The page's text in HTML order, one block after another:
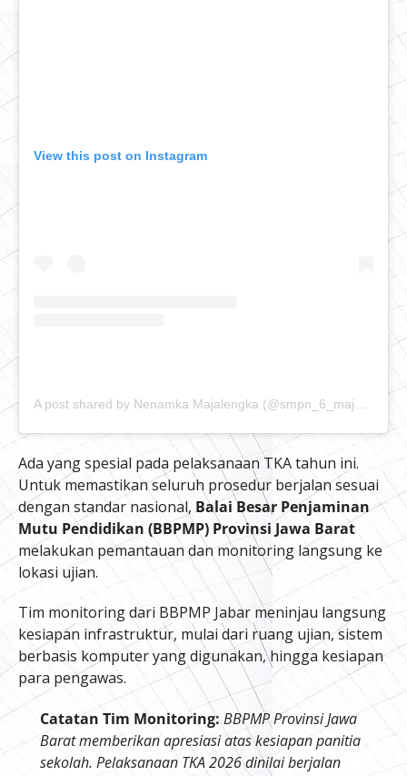
View this post on Instagram
Ada yang spesial pada pelaksanaan TKA tahun ini.
Untuk memastikan seluruh prosedur berjalan sesuai
dengan standar nasional, Balai Besar Penjaminan
Mutu Pendidikan (BBPMP) Provinsi Jawa Barat
melakukan pemantauan dan monitoring langsung ke
lokasi ujian.
Tim monitoring dari BBPMP Jabar meninjau langsung
kesiapan infrastruktur, mulai dari ruang ujian, sistem
berbasis komputer yang digunakan, hingga kesiapan
para pengawas.
Catatan Tim Monitoring:BBPMP Provinsi Jawa
Barat memberikan apresiasi atas kesiapan panitia
sekolah. Pelaksanaan TKA 2026 dinilai berjalan